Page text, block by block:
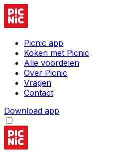
Picnic app
Koken met Picnic
Alle voordelen
Over Picnic
Vragen
Contact
Download app